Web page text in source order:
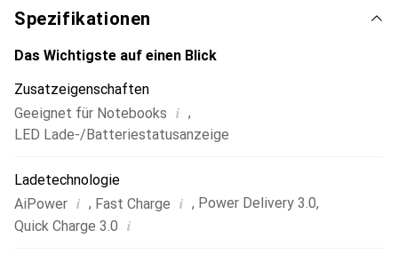
Fast Charge (dazu muss ein Apple Original USB C to
Lighting Cable verwendet werden). Fast Charge gilt auch
für Huawei: Lade deine Huawei FCP-Geräte mit Quick
Spezifikationen
Das Wichtigste auf einen Blick
Zusatzeigenschaften
Geeignet für Notebooks i ,
LED Lade-/Batteriestatusanzeige
Ladetechnologie
AiPower i , Fast Charge i , Power Delivery 3.0,
Quick Charge 3.0 i